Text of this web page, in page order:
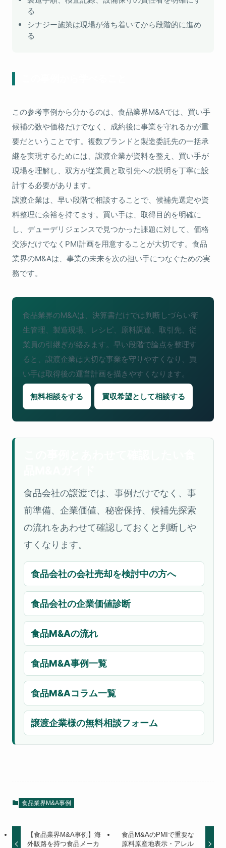
る
シナジー施策は現場が落ち着いてから段階的に進め
る
この参考事例から分かるのは、食品業界M&Aでは、買い手
候補の数や価格だけでなく、成約後に事業を守れるかが重
要だということです。複数ブランドと製造委託先の一括承
継を実現するためには、譲渡企業が資料を整え、買い手が
現場を理解し、双方が従業員と取引先への説明を丁寧に設
計する必要があります。
譲渡企業は、早い段階で相談することで、候補先選定や資
料整理に余裕を持てます。買い手は、取得目的を明確に
し、デューデリジェンスで見つかった課題に対して、価格
交渉だけでなくPMI計画を用意することが大切です。食品
業界のM&Aは、事業の未来を次の担い手につなぐための実
務です。
食品業界のM&Aは、決算書だけでは判断しづらい衛
生管理、製造現場、レシピ、原料調達、取引先、従
業員の引継ぎが絡みます。早い段階で論点を整理す
ると、譲渡企業は大切な事業を守りやすくなり、買
い手は取得後の運営計画を描きやすくなります。
無料相談をする 買収希望として相談する
食品会社の譲渡では、事例だけでなく、事
前準備、企業価値、秘密保持、候補先探索
の流れをあわせて確認しておくと判断しや
すくなります。
食品会社の会社売却を検討中の方へ
食品会社の企業価値診断
食品M&Aの流れ
食品M&A事例一覧
食品M&Aコラム一覧
譲渡企業様の無料相談フォーム
食品業界M&A事例
【食品業界M&A事例】海
外販路を持つ食品メーカ
食品M&AのPMIで重要な
原料原産地表示・アレル